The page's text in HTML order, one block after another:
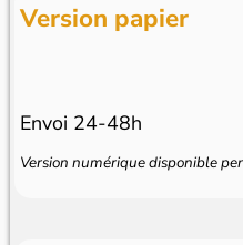
Version papier
Envoi 24-48h
Version numérique disponible